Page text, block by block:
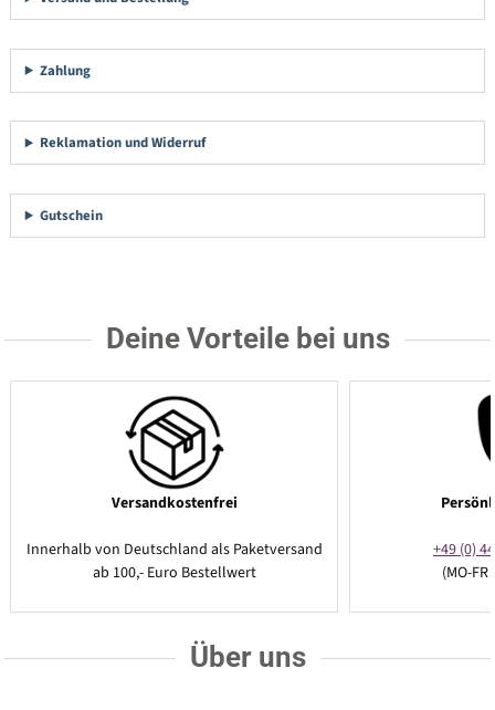
Zahlung
Reklamation und Widerruf
Gutschein
Deine Vorteile bei uns
Versandkostenfrei
Innerhalb von Deutschland als Paketversand
ab 100,- Euro Bestellwert
+49 (0)
(MO-
Über uns